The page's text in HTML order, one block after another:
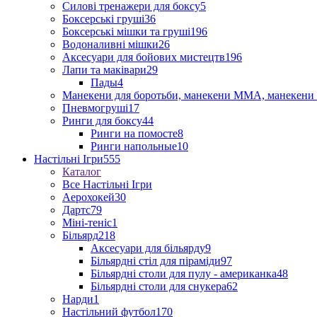
Силові тренажери для боксу5
Боксерські груші36
Боксерські мішки та груші196
Водоналивні мішки26
Аксесуари для бойових мистецтв196
Лапи та маківари29
Пады4
Манекени для боротьби, манекени ММА, манекени
Пневмогруші17
Ринги для боксу44
Ринги на помосте8
Ринги напольные10
Настільні Ігри555
Каталог
Все Настільні Ігри
Аерохокей30
Дартс79
Міні-теніс1
Більярд218
Аксесуари для більярду9
Більярдні стіл для піраміди97
Більярдні столи для пулу - американка48
Більярдні столи для снукера62
Нарди1
Настільний футбол170